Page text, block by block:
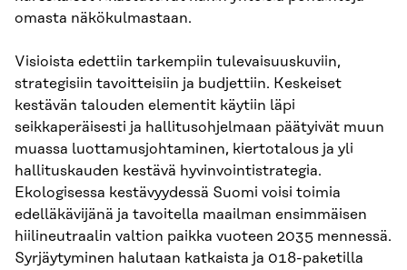
omasta näkökulmastaan.
Visioista edettiin tarkempiin tulevaisuuskuviin,
strategisiin tavoitteisiin ja budjettiin. Keskeiset
kestävän talouden elementit käytiin läpi
seikkaperäisesti ja hallitusohjelmaan päätyivät muun
muassa luottamusjohtaminen, kiertotalous ja yli
hallituskauden kestävä hyvinvointistrategia.
Ekologisessa kestävyydessä Suomi voisi toimia
edelläkävijänä ja tavoitella maailman ensimmäisen
hiilineutraalin valtion paikka vuoteen 2035 mennessä.
Syrjäytyminen halutaan katkaista ja 018-paketilla